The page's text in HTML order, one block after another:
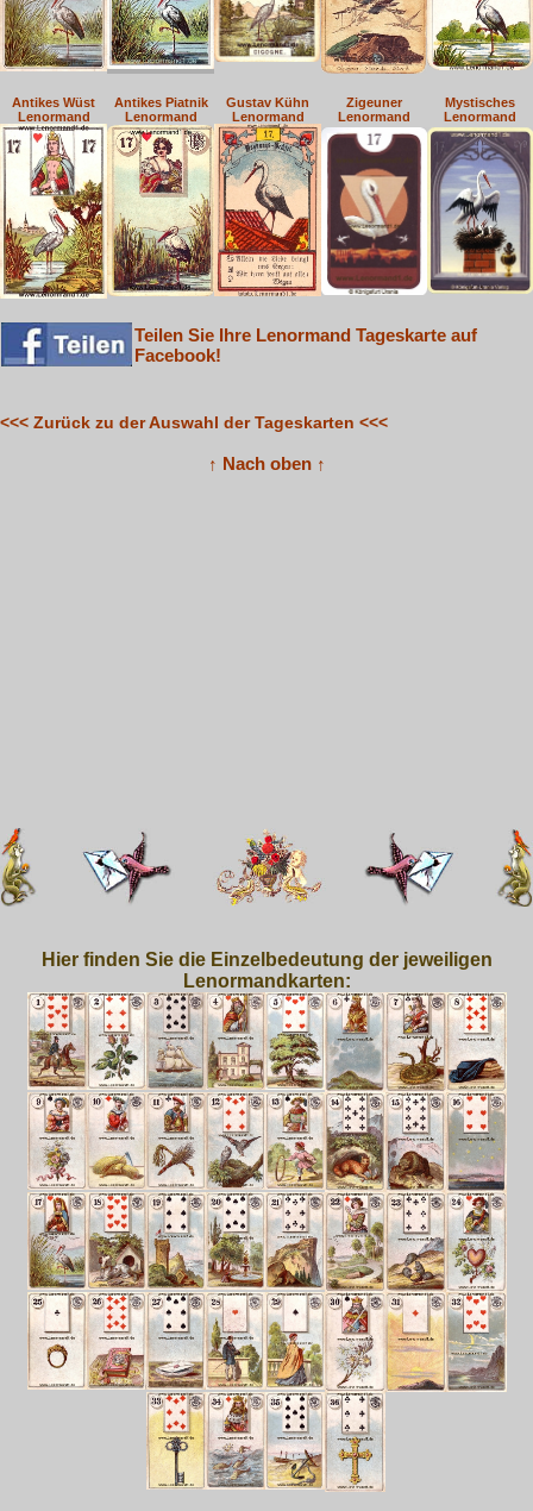
Antikes Wüst
Lenormand
Antikes Piatnik
Lenormand
Gustav Kühn
Lenormand
Zigeuner
Lenormand
Mystisches
Lenormand
Teilen Sie Ihre Lenormand Tageskarte auf
Facebook!
<<< Zurück zu der Auswahl der Tageskarten <<<
↑ Nach oben ↑
Hier finden Sie die Einzelbedeutung der jeweiligen
Lenormandkarten: